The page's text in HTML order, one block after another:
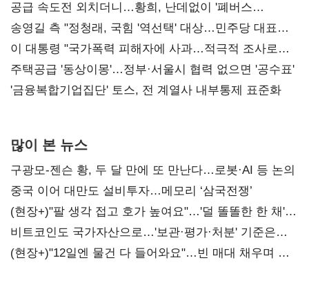
공급 속도전 외치더니…황희, 난데없이 '폐버스
리모델링' 제안
송영길 측 "정청래, 국힘 '역선택' 대상…민주당 대표로
총선 지휘 못해"
이 대통령 "국가폭력 피해자에 사과…적극적 조사로
진실 밝혀야"
주택공급 '동상이몽'…정부·서울시 협력 없으면 '공수표'
'금융복합기업집단' 토스, 전 계열사 내부통제 표준화
많이 본 뉴스
구광모-젠슨 황, 두 달 만에 또 만난다…로봇·AI 등 논의
중국 이어 대만도 설비투자…메모리 ‘삼국전쟁’
(현장+)"팔 생각 접고 호가 높여요"…'덜 똘똘한 한 채'
20억 키맞추기
비트코인도 국가자산으로…'보관·평가·처분' 기준은
숙제
(현장+)"12일엔 물건 다 들어와요"…빈 매대 채우며 문